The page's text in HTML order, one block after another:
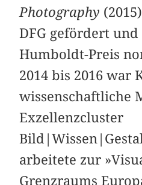
Photography
DFG gefördert
Humboldt-Preis
2014 bis 2016 war
wissenschaftliche
Exzellenzcluster
arbeitete zur
Grenzraums